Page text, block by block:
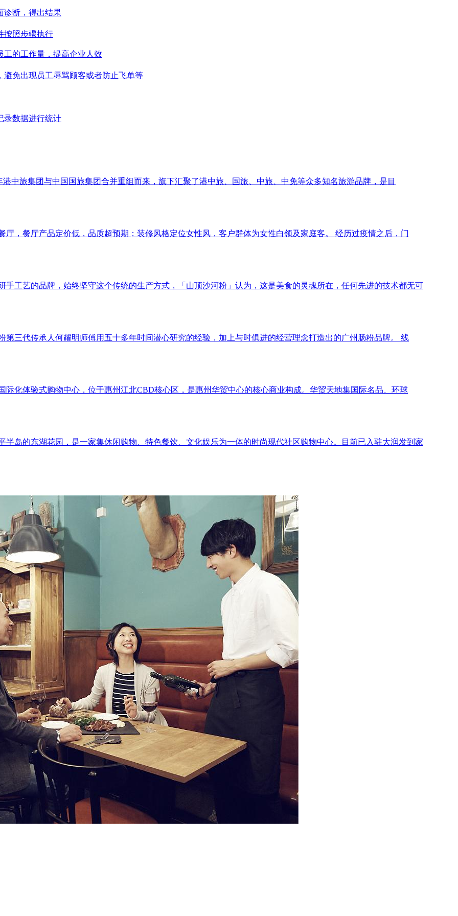
诊断，得出结果
按照步骤执行
工的工作量，提高企业人效
免出现员工辱骂顾客或者防止飞单等
录数据进行统计
中旅集团与中国国旅集团合并重组而来，旗下汇聚了港中旅、国旅、中旅、中免等众多知名旅游品牌，是目
，餐厅产品定价低，品质超预期；装修风格定位⼥性风，客户群体为⼥性⽩领及家庭客。 经历过疫情之后，门
工艺的品牌，始终坚守这个传统的生产方式，「山顶沙河粉」认为，这是美食的灵魂所在，任何先进的技术都无可
三代传承人何耀明师傅用五十多年时间潜心研究的经验，加上与时俱进的经营理念打造出的广州肠粉品牌。 线
化体验式购物中心，位于惠州江北CBD核心区，是惠州华贸中心的核心商业构成。华贸天地集国际名品、环球
岛的东湖花园，是一家集休闲购物、特色餐饮、文化娱乐为一体的时尚现代社区购物中心。目前已入驻大润发到家